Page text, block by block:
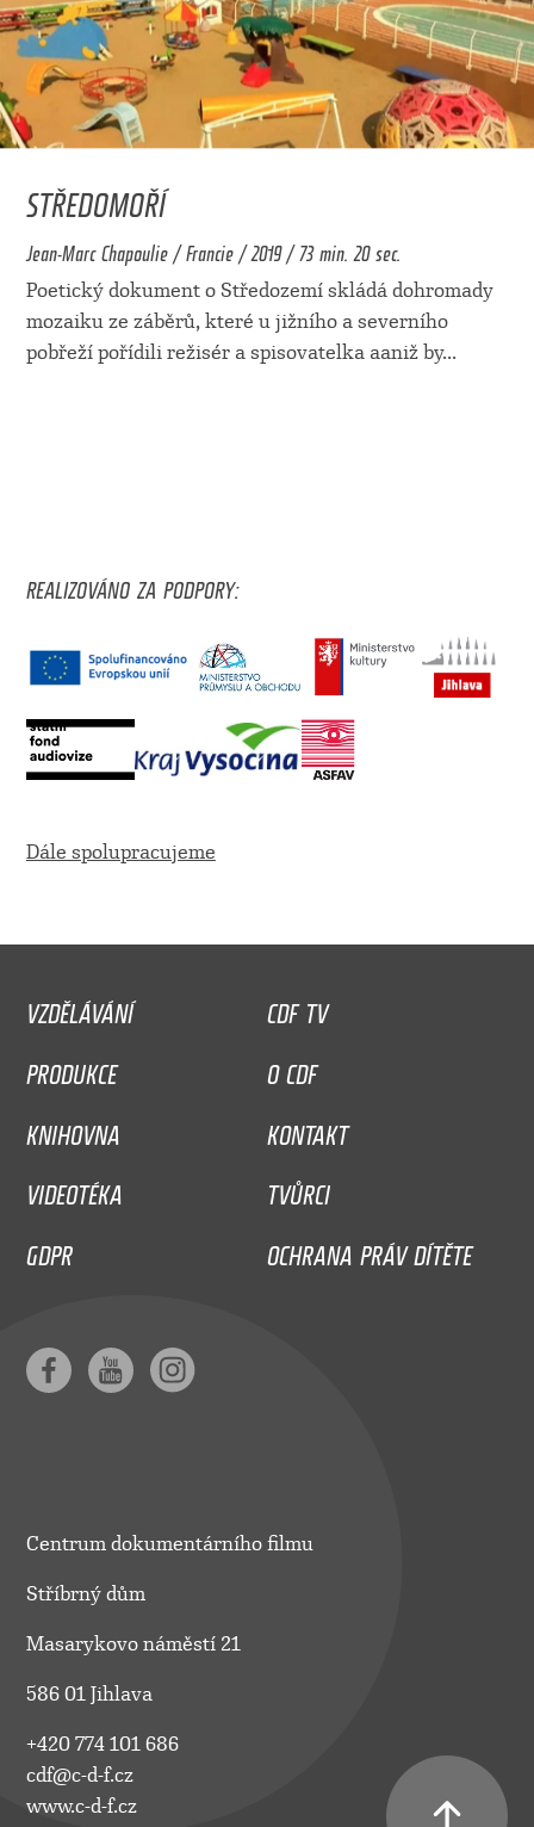
STŘEDOMOŘÍ
Jean-Marc Chapoulie / Francie / 2019 / 73 min. 20 sec.
Poetický dokument o Středozemí skládá dohromady
mozaiku ze záběrů, které u jižního a severního
pobřeží pořídili režisér a spisovatelka aaniž by...
REALIZOVÁNO ZA PODPORY:
Dále spolupracujeme
VZDĚLÁVÁNÍ
CDF TV
PRODUKCE
O CDF
KNIHOVNA
KONTAKT
VIDEOTÉKA
TVŮRCI
GDPR
OCHRANA PRÁV DÍTĚTE
Centrum dokumentárního filmu
Stříbrný dům
Masarykovo náměstí 21
586 01 Jihlava
+420 774 101 686
cdf@c-d-f.cz
www.c-d-f.cz